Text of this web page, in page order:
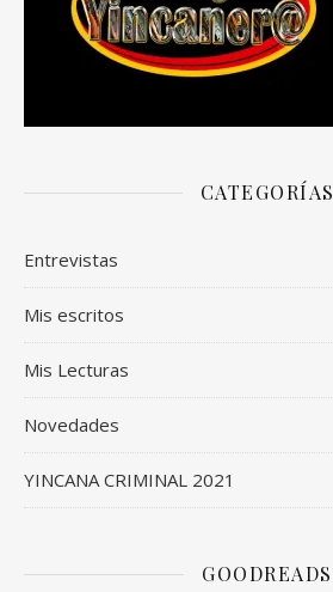
CATEGORÍAS
Entrevistas
Mis escritos
Mis Lecturas
Novedades
YINCANA CRIMINAL 2021
GOODREADS